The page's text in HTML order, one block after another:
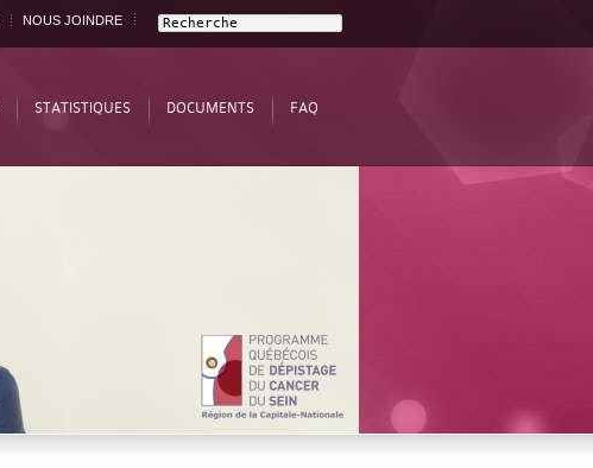
NOUS JOINDRE
STATISTIQUES DOCUMENTS FAQ